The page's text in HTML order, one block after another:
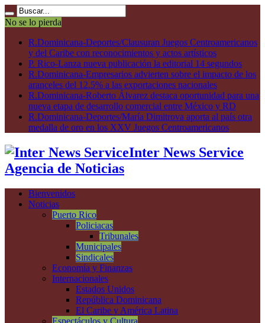
No se lo pierda
R.Dominicana-Deportes/Clausuran Juegos Centroamericanos
y del Caribe con reconocimientos y actos artísticos
P. Rico-Lanza nueva publicación la editorial 14 segundos
R.Dominicana-Empresarios advierten sobre el impacto de los
aranceles del 12.5% a las exportaciones nacionales
R.Dominicana-Roberto Álvarez destaca oportunidad para una
nueva etapa de desarrollo comercial entre México y RD
R.Dominicana-Deportes/María Dimitrova aporta al país otra
medalla de oro en los XXV Juegos Centroamericanos
Inter News Service
Agencia de Noticias
Bienvenidos
Noticias
Puerto Rico
Policiacas
Tribunales
Municipales
Sindicales
Economía y Finanzas
Internacionales
Estados Unidos
República Dominicana
El Caribe y América Latina
Espectáculos y Cultura